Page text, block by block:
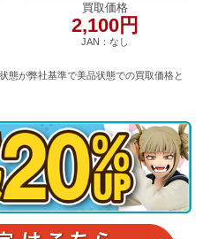
買取価格
2,100円
JAN：なし
態が弊社基準で美品状態での買取価格と